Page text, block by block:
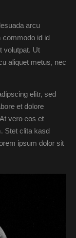
arcu
commodo id id
volutpat. Ut
aliquet metus, nec
elitr, sed
et dolore
vero eos et
Stet clita kasd
ipsum dolor sit